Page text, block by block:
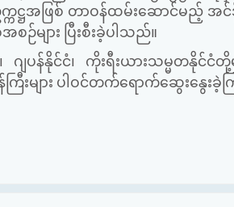
ဋ္ဌအဖြစ် တာဝန်ထမ်းဆောင်မည့် အင်
ဉ်များ ပြီးစီးခဲ့ပါသည်။
ျပန်နိုင်ငံ၊ ကိုးရီးယားသမ္မတနိုင်ငံတို့
ြီးများ ပါဝင်တက်ရောက်ဆွေးနွေးခဲ့က